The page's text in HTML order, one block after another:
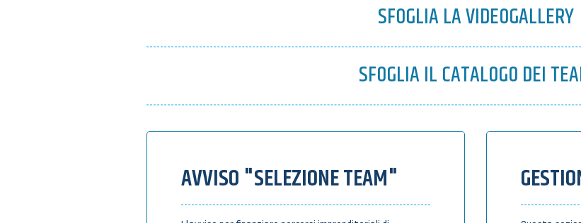
SFOGLIA LA VIDEOGALLERY
SFOGLIA IL CATALOGO DEI
AVVISO "SELEZIONE TEAM"